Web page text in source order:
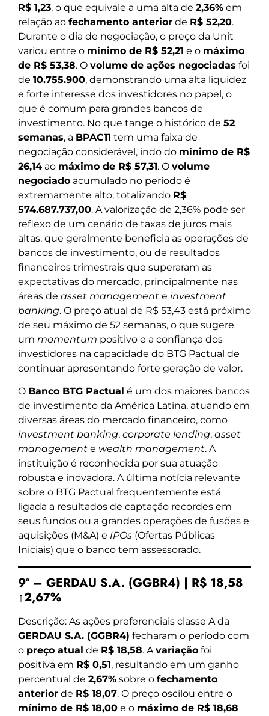
R$ 1,23, o que equivale a uma alta de 2,36% em
relação ao fechamento anterior de R$ 52,20.
Durante o dia de negociação, o preço da Unit
variou entre o mínimo de R$ 52,21 e o máximo
de R$ 53,38. O volume de ações negociadas foi
de 10.755.900, demonstrando uma alta liquidez
e forte interesse dos investidores no papel, o
que é comum para grandes bancos de
investimento. No que tange o histórico de 52
semanas, a BPAC11 tem uma faixa de
negociação considerável, indo do mínimo de R$
26,14 ao máximo de R$ 57,31. O volume
negociado acumulado no período é
extremamente alto, totalizando R$
574.687.737,00. A valorização de 2,36% pode ser
reflexo de um cenário de taxas de juros mais
altas, que geralmente beneficia as operações de
bancos de investimento, ou de resultados
financeiros trimestrais que superaram as
expectativas do mercado, principalmente nas
áreas de asset management e investment
banking. O preço atual de R$ 53,43 está próximo
de seu máximo de 52 semanas, o que sugere
um momentum positivo e a confiança dos
investidores na capacidade do BTG Pactual de
continuar apresentando forte geração de valor.
O Banco BTG Pactual é um dos maiores bancos
de investimento da América Latina, atuando em
diversas áreas do mercado financeiro, como
investment banking, corporate lending, asset
management e wealth management. A
instituição é reconhecida por sua atuação
robusta e inovadora. A última notícia relevante
sobre o BTG Pactual frequentemente está
ligada a resultados de captação recordes em
seus fundos ou a grandes operações de fusões e
aquisições (M&A) e IPOs (Ofertas Públicas
Iniciais) que o banco tem assessorado.
9º – GERDAU S.A. (GGBR4) | R$ 18,58
↑2,67%
Descrição: As ações preferenciais classe A da
GERDAU S.A. (GGBR4) fecharam o período com
o preço atual de R$ 18,58. Avariação foi
positiva em R$ 0,51, resultando em um ganho
percentual de 2,67% sobre o fechamento
anterior de R$ 18,07. O preço oscilou entre o
mínimo de R$ 18,00 e o máximo de R$ 18,68